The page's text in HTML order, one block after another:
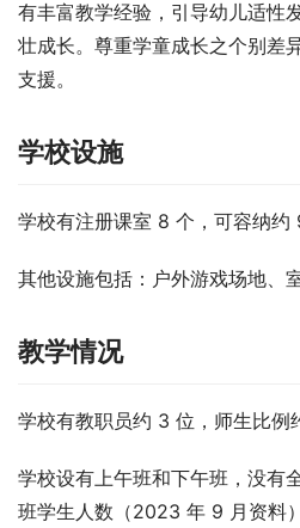
有丰富教学经验，引导幼儿适性
壮成长。尊重学童成长之个别差
支援。
学校设施
学校有注册课室 8 个，可容纳约
其他设施包括：户外游戏场地、
教学情况
学校有教职员约 3 位，师生比例
学校设有上午班和下午班，没有
班学生人数（2023 年 9 月资料）